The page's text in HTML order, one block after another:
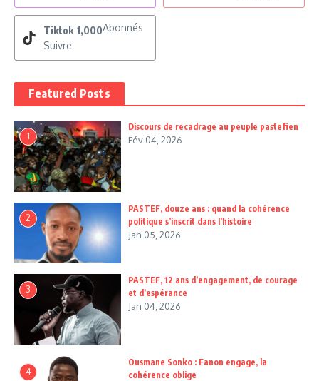
Tiktok 1,000Abonnés
Suivre
Featured Posts
1
Discours de recadrage au peuple pastefien
Fév 04, 2026
2
PASTEF, douze ans : quand la cohérence
politique s’inscrit dans l’histoire
Jan 05, 2026
3
PASTEF, 12 ans d’engagement, de courage
et d’espérance
Jan 04, 2026
4
Ousmane Sonko : Fanon engage, la
cohérence oblige